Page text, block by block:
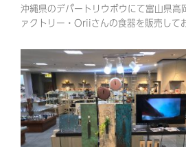
沖縄県のデパートリウボウにて富山県高
ァクトリー・Oriiさんの食器を販売して